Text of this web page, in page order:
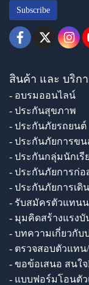
Subscribe
สินค้า และ บริก
- อบรมออนไลน์
- ประกันสุขภาพ
- ประกันภัยรถยนต์
- ประกันภัยการขน
- ประกันกลุ่มนักเรี
- ประกันภัยการก่อ
- ประกันภัยการเดิ
- รับสมัครตัวแทน
- มุมคิดสร้างแรงบั
- บทความเกี่ยวกับ
- ตรวจสอบตัวแทน
- ขอข้อเสนอ สนใจ
- แบบฟอร์มโอนตั